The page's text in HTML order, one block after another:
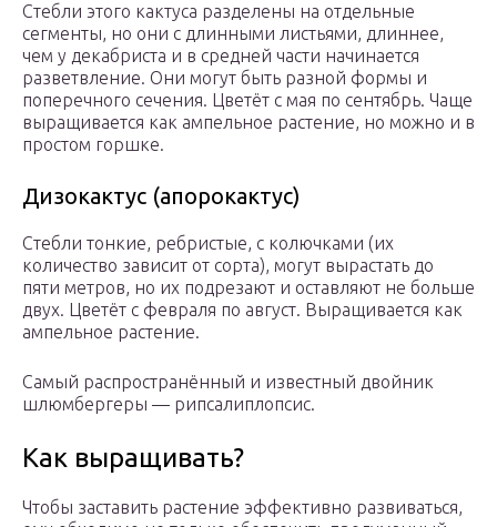
Стебли этого кактуса разделены на отдельные
сегменты, но они с длинными листьями, длиннее,
чем у декабриста и в средней части начинается
разветвление. Они могут быть разной формы и
поперечного сечения. Цветёт с мая по сентябрь. Чаще
выращивается как ампельное растение, но можно и в
простом горшке.
Дизокактус (апорокактус)
Стебли тонкие, ребристые, с колючками (их
количество зависит от сорта), могут вырастать до
пяти метров, но их подрезают и оставляют не больше
двух. Цветёт с февраля по август. Выращивается как
ампельное растение.
Самый распространённый и известный двойник
шлюмбергеры — рипсалиплопсис.
Как выращивать?
Чтобы заставить растение эффективно развиваться,